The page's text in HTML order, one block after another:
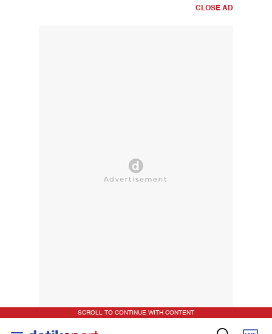
CLOSE AD
SCROLL TO CONTINUE WITH CONTENT